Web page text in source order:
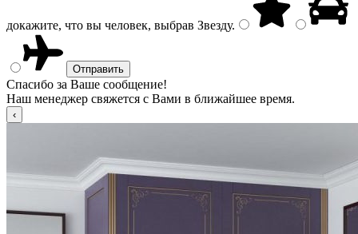
докажите, что вы человек, выбрав Звезду.
Спасибо за Ваше сообщение!
Наш менеджер свяжется с Вами в ближайшее время.